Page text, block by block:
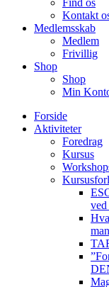
Find os
Kontakt
Medlemsskab
Medlem
Frivillig
Shop
Shop
Min
Forside
Aktiviteter
Foredrag
Kursus
ved